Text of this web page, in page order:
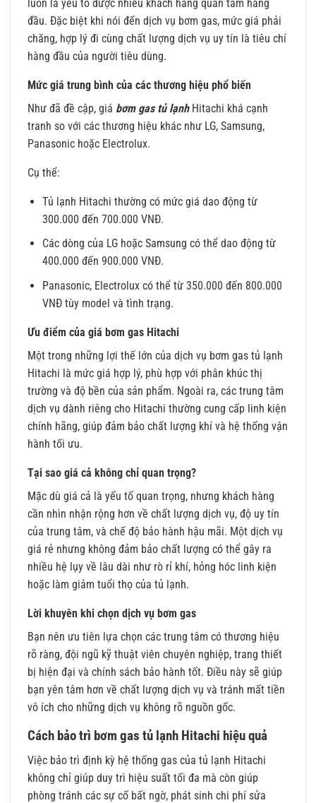
luôn là yếu tố được nhiều khách hàng quan tâm hàng
đầu. Đặc biệt khi nói đến dịch vụ bơm gas, mức giá phải
chăng, hợp lý đi cùng chất lượng dịch vụ uy tín là tiêu chí
hàng đầu của người tiêu dùng.
Mức giá trung bình của các thương hiệu phổ biến
Như đã đề cập, giá bơm gas tủ lạnh Hitachi khá cạnh
tranh so với các thương hiệu khác như LG, Samsung,
Panasonic hoặc Electrolux.
Cụ thể:
Tủ lạnh Hitachi thường có mức giá dao động từ
300.000 đến 700.000 VNĐ.
Các dòng của LG hoặc Samsung có thể dao động từ
400.000 đến 900.000 VNĐ.
Panasonic, Electrolux có thể từ 350.000 đến 800.000
VNĐ tùy model và tình trạng.
Ưu điểm của giá bơm gas Hitachi
Một trong những lợi thế lớn của dịch vụ bơm gas tủ lạnh
Hitachi là mức giá hợp lý, phù hợp với phân khúc thị
trường và độ bền của sản phẩm. Ngoài ra, các trung tâm
dịch vụ dành riêng cho Hitachi thường cung cấp linh kiện
chính hãng, giúp đảm bảo chất lượng khí và hệ thống vận
hành tối ưu.
Tại sao giá cả không chỉ quan trọng?
Mặc dù giá cả là yếu tố quan trọng, nhưng khách hàng
cần nhìn nhận rộng hơn về chất lượng dịch vụ, độ uy tín
của trung tâm, và chế độ bảo hành hậu mãi. Một dịch vụ
giá rẻ nhưng không đảm bảo chất lượng có thể gây ra
nhiều hệ lụy về lâu dài như rò rỉ khí, hỏng hóc linh kiện
hoặc làm giảm tuổi thọ của tủ lạnh.
Lời khuyên khi chọn dịch vụ bơm gas
Bạn nên ưu tiên lựa chọn các trung tâm có thương hiệu
rõ ràng, đội ngũ kỹ thuật viên chuyên nghiệp, trang thiết
bị hiện đại và chính sách bảo hành tốt. Điều này sẽ giúp
bạn yên tâm hơn về chất lượng dịch vụ và tránh mất tiền
vô ích cho những dịch vụ không rõ nguồn gốc.
Cách bảo trì bơm gas tủ lạnh Hitachi hiệu quả
Việc bảo trì định kỳ hệ thống gas của tủ lạnh Hitachi
không chỉ giúp duy trì hiệu suất tối đa mà còn giúp
phòng tránh các sự cố bất ngờ, phát sinh chi phí sửa